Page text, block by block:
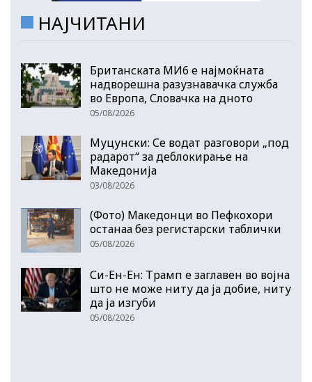
НАЈЧИТАНИ
Британската МИ6 е најмоќната
надворешна разузнавачка служба
во Европа, Словачка на дното
05/08/2026
Муцунски: Се водат разговори „под
радарот“ за деблокирање на
Македонија
03/08/2026
(Фото) Македонци во Пефкохори
останаа без регистарски таблички
05/08/2026
Си-Ен-Ен: Трамп е заглавен во војна
што не може ниту да ја добие, ниту
да ја изгуби
05/08/2026